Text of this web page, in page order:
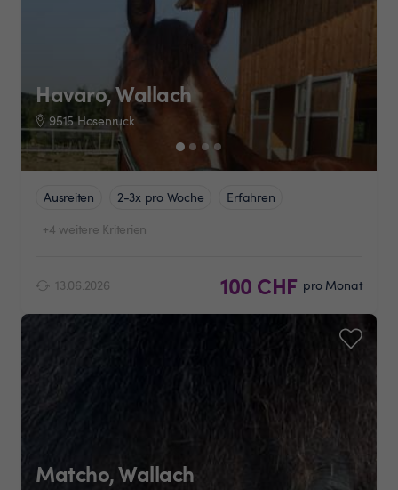
Havaro, Wallach
9515 Hosenruck
Ausreiten 2-3x pro Woche
Erfahren
+4 weitere Kriterien
13.06.2026 100 CHF pro Monat
Matcho, Wallach